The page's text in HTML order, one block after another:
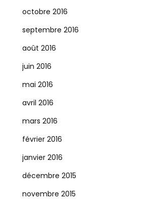
octobre 2016
septembre 2016
août 2016
juin 2016
mai 2016
avril 2016
mars 2016
février 2016
janvier 2016
décembre 2015
novembre 2015